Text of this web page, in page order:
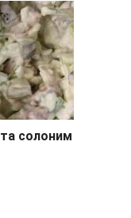
солоним